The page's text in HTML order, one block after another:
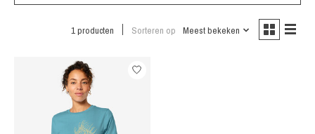
1 producten Sorteren op Meest bekeken